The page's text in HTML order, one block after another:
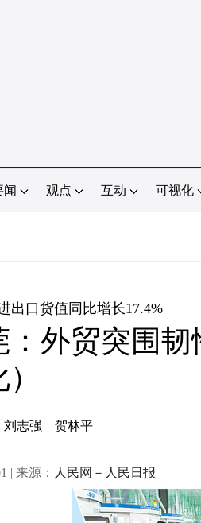
闻 观点 互动 可视化
出口货值同比增长17.4%
：外贸突围
志强 贺林平
| 来源： 人民网－人民日报